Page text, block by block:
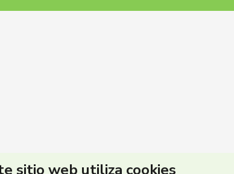
sitio web utiliza cookies